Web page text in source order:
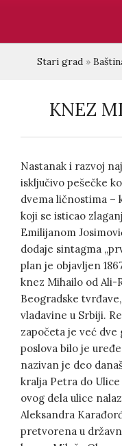
Stari grad »
KNEZ
Nastanak i razvoj
isključivo pešečke
dvema ličnostima –
koji se isticao
Emilijanom
dodaje sintagma
plan je objavljen
knez Mihailo od Ali-
Beogradske
vladavine u Srbiji.
započeta je već
poslova bilo je
nazivan je deo
kralja Petra do
ovog dela ulice
Aleksandra
pretvorena u